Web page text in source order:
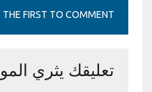
THE FIRST TO COMMENT
تعليقك يثري